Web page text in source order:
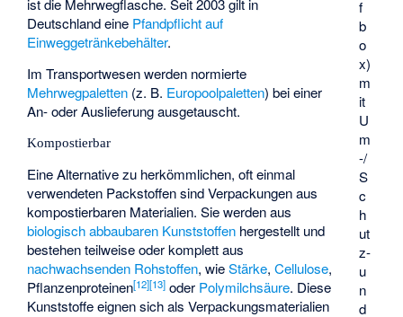
f
b
o
x)
m
it
U
m
-/
S
c
h
ut
z-
u
n
d
ist die Mehrwegflasche. Seit 2003 gilt in
Deutschland eine Pfandpflicht auf
Einweggetränkebehälter.
Im Transportwesen werden normierte
Mehrwegpaletten (z. B. Europoolpaletten) bei einer
An- oder Auslieferung ausgetauscht.
Kompostierbar
Eine Alternative zu herkömmlichen, oft einmal
verwendeten Packstoffen sind Verpackungen aus
kompostierbaren Materialien. Sie werden aus
biologisch abbaubaren Kunststoffen hergestellt und
bestehen teilweise oder komplett aus
nachwachsenden Rohstoffen, wieStärke,Cellulose,
Pflanzenproteinen[12][13] oder Polymilchsäure. Diese
Kunststoffe eignen sich als Verpackungsmaterialien